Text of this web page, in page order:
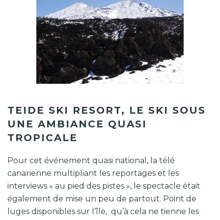
Cette neige va rester bien sur
présente quelques semaines
TEIDE SKI RESORT, LE SKI SOUS
UNE AMBIANCE QUASI
TROPICALE
Pour cet événement quasi national, la télé
canarienne multipliant les reportages et les
interviews « au pied des pistes », le spectacle était
également de mise un peu de partout. Point de
luges disponibles sur l’île, qu’à cela ne tienne les